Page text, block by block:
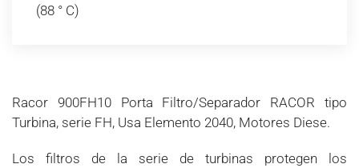
(88 ° C)
Racor 900FH10 Porta Filtro/Separador RACOR tipo
Turbina, serie FH, Usa Elemento 2040, Motores Diese.
Los filtros de la serie de turbinas protegen los